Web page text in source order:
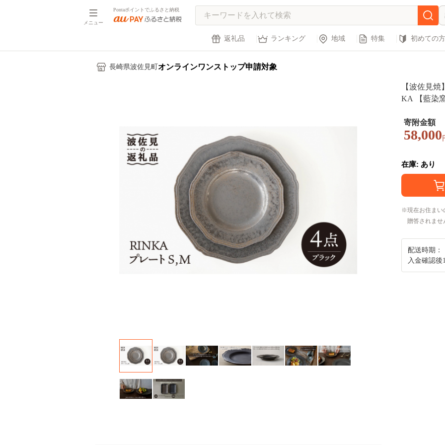
メニュー
Pontaポイントでふるさと納税
返礼品 ランキング 地域 特集 初めての方
長崎県波佐見町 オンラインワンストップ申請対象
【波佐見
KA 【藍染
寄附金額
58,000
在庫: あり
現在お住まい
贈答されませ
配送時期：
入金確認後